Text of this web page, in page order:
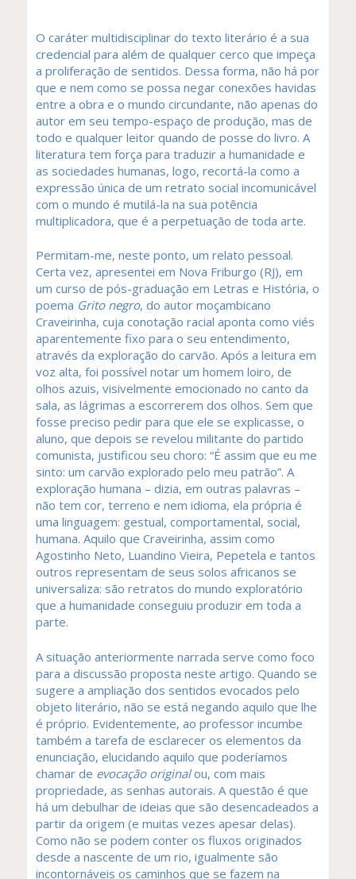
O caráter multidisciplinar do texto literário é a sua
credencial para além de qualquer cerco que impeça
a proliferação de sentidos. Dessa forma, não há por
que e nem como se possa negar conexões havidas
entre a obra e o mundo circundante, não apenas do
autor em seu tempo-espaço de produção, mas de
todo e qualquer leitor quando de posse do livro. A
literatura tem força para traduzir a humanidade e
as sociedades humanas, logo, recortá-la como a
expressão única de um retrato social incomunicável
com o mundo é mutilá-la na sua potência
multiplicadora, que é a perpetuação de toda arte.
Permitam-me, neste ponto, um relato pessoal.
Certa vez, apresentei em Nova Friburgo (RJ), em
um curso de pós-graduação em Letras e História, o
poema Grito negro, do autor moçambicano
Craveirinha, cuja conotação racial aponta como viés
aparentemente fixo para o seu entendimento,
através da exploração do carvão. Após a leitura em
voz alta, foi possível notar um homem loiro, de
olhos azuis, visivelmente emocionado no canto da
sala, as lágrimas a escorrerem dos olhos. Sem que
fosse preciso pedir para que ele se explicasse, o
aluno, que depois se revelou militante do partido
comunista, justificou seu choro: “É assim que eu me
sinto: um carvão explorado pelo meu patrão”. A
exploração humana – dizia, em outras palavras –
não tem cor, terreno e nem idioma, ela própria é
uma linguagem: gestual, comportamental, social,
humana. Aquilo que Craveirinha, assim como
Agostinho Neto, Luandino Vieira, Pepetela e tantos
outros representam de seus solos africanos se
universaliza: são retratos do mundo exploratório
que a humanidade conseguiu produzir em toda a
parte.
A situação anteriormente narrada serve como foco
para a discussão proposta neste artigo. Quando se
sugere a ampliação dos sentidos evocados pelo
objeto literário, não se está negando aquilo que lhe
é próprio. Evidentemente, ao professor incumbe
também a tarefa de esclarecer os elementos da
enunciação, elucidando aquilo que poderíamos
chamar de evocação originalou, com mais
propriedade, as senhas autorais. A questão é que
há um debulhar de ideias que são desencadeados a
partir da origem (e muitas vezes apesar delas).
Como não se podem conter os fluxos originados
desde a nascente de um rio, igualmente são
incontornáveis os caminhos que se fazem na